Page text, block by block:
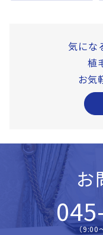
気にな
植
お気
お
（9:00